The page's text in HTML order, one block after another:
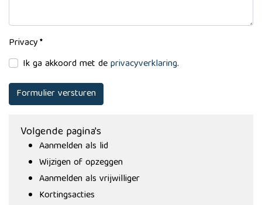
Privacy*
Ik ga akkoord met deprivacyverklaring.
Formulier versturen
Volgende pagina's
Aanmelden als lid
Wijzigen of opzeggen
Aanmelden als vrijwilliger
Kortingsacties